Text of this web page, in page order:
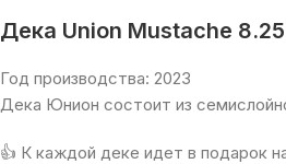
Дека Union Mustache
Год производства: 2023
Дека Юнион состоит из
👍 К каждой деке идет в подарок